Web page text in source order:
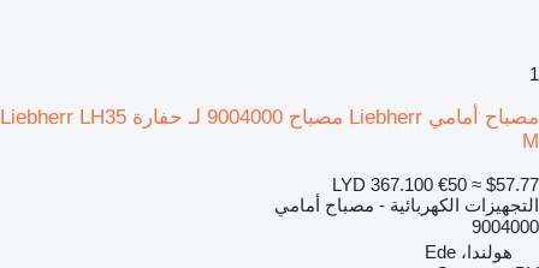
1
مصباح أمامي Liebherr مصباح 9004000 لـ حفارة Liebherr LH35
M
LYD 367.100 €50 ≈ $57.77
التجهيزات الكهربائية - مصباح أمامي
9004000
هولندا، Ede